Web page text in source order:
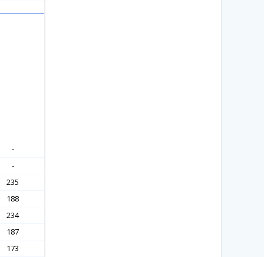
-
-
235
188
234
187
173